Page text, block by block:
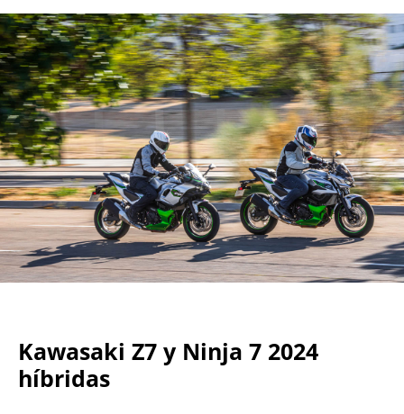
Kawasaki Z7 y Ninja 7 2024
híbridas